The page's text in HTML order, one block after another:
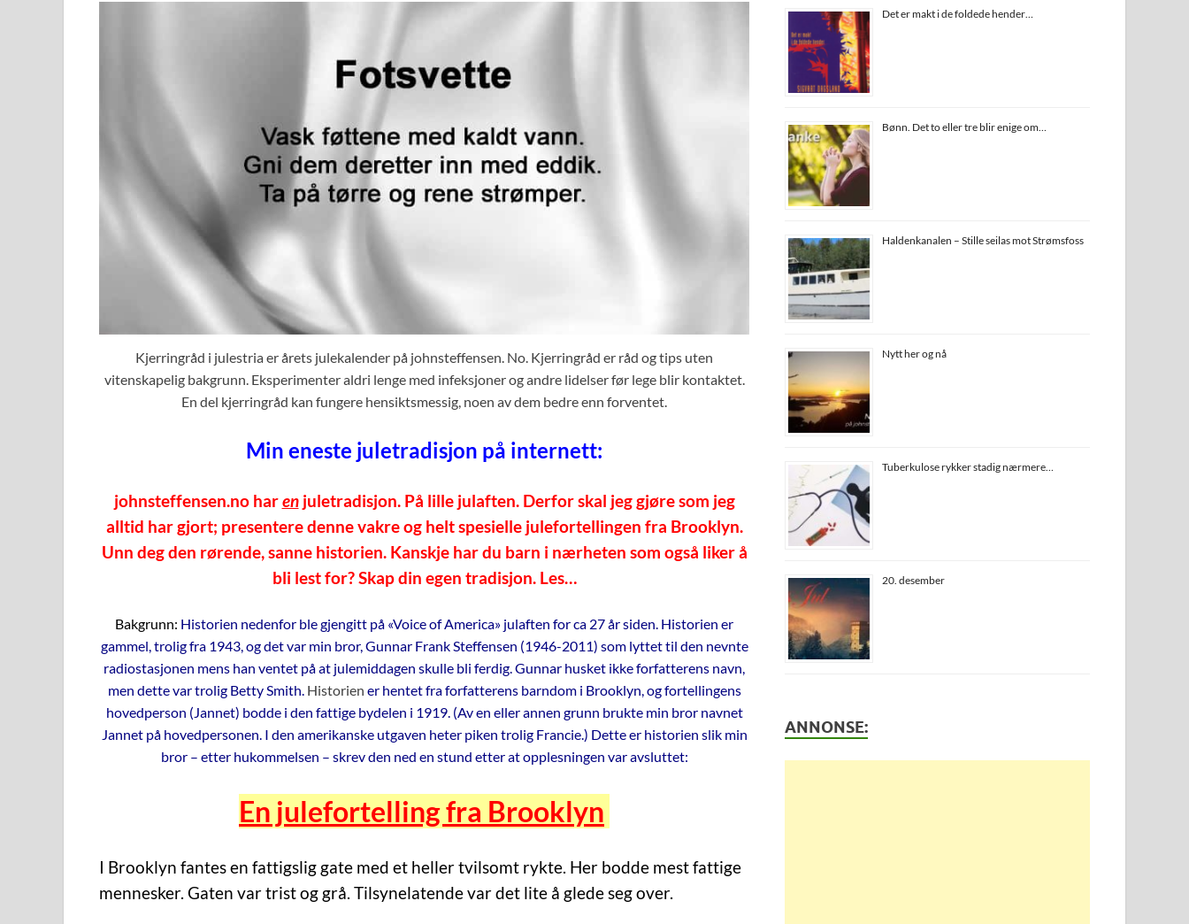
Kjerringråd i julestria er årets julekalender på johnsteffensen. No. Kjerringråd er råd og tips uten
vitenskapelig bakgrunn. Eksperimenter aldri lenge med infeksjoner og andre lidelser før lege blir kontaktet.
En del kjerringråd kan fungere hensiktsmessig, noen av dem bedre enn forventet.
Min eneste juletradisjon på internett:
johnsteffensen.no harenjuletradisjon. På lille julaften. Derfor skal jeg gjøre som jeg
alltid har gjort; presentere denne vakre og helt spesielle julefortellingen fra Brooklyn.
Unn deg den rørende, sanne historien. Kanskje har du barn i nærheten som også liker å
bli lest for? Skap din egen tradisjon. Les…
Bakgrunn: Historien nedenfor ble gjengitt på «Voice of America» julaften for ca 27 år siden. Historien er
gammel, trolig fra 1943, og det var min bror, Gunnar Frank Steffensen (1946-2011) som lyttet til den nevnte
radiostasjonen mens han ventet på at julemiddagen skulle bli ferdig. Gunnar husket ikke forfatterens navn,
men dette var trolig Betty Smith.Historien er hentet fra forfatterens barndom i Brooklyn, og fortellingens
hovedperson (Jannet) bodde i den fattige bydelen i 1919. (Av en eller annen grunn brukte min bror navnet
Jannet på hovedpersonen. I den amerikanske utgaven heter piken trolig Francie.) Dette er historien slik min
bror – etter hukommelsen – skrev den ned en stund etter at opplesningen var avsluttet:
En julefortelling fra Brooklyn
I Brooklyn fantes en fattigslig gate med et heller tvilsomt rykte. Her bodde mest fattige
mennesker. Gaten var trist og grå. Tilsynelatende var det lite å glede seg over.
Det er makt i de foldede hender…
Bønn. Det to eller tre blir enige om…
Haldenkanalen – Stille seilas mot Strømsfoss
Nytt her og nå
Tuberkulose rykker stadig nærmere…
20. desember
ANNONSE: